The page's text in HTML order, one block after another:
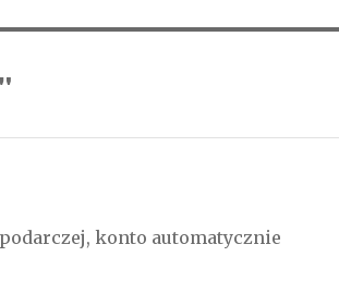
konto automatycznie